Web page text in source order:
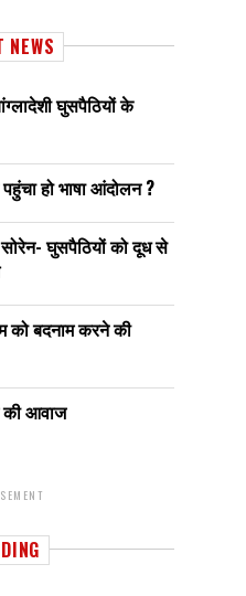
NEWS
घुसपैठियों के
हो भाषा आंदोलन ?
घुसपैठियों को दूध से
को बदनाम करने की
की आवाज